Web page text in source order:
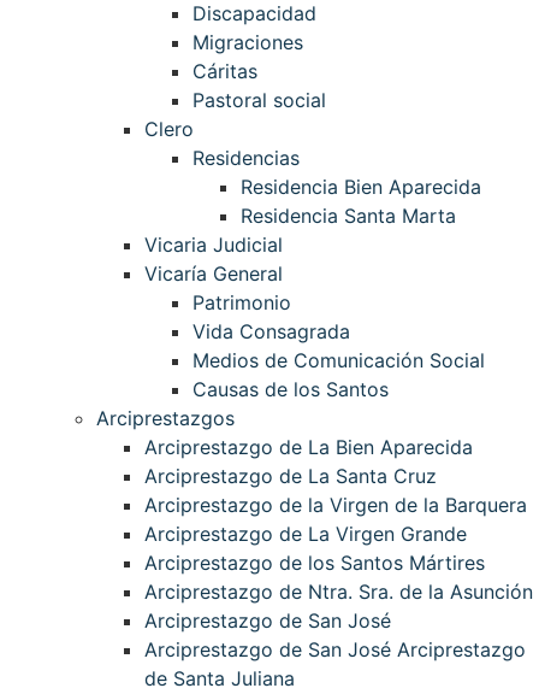
Discapacidad
Migraciones
Cáritas
Pastoral social
Clero
Residencias
Residencia Bien Aparecida
Residencia Santa Marta
Vicaria Judicial
Vicaría General
Patrimonio
Vida Consagrada
Medios de Comunicación Social
Causas de los Santos
Arciprestazgos
Arciprestazgo de La Bien Aparecida
Arciprestazgo de La Santa Cruz
Arciprestazgo de la Virgen de la Barquera
Arciprestazgo de La Virgen Grande
Arciprestazgo de los Santos Mártires
Arciprestazgo de Ntra. Sra. de la Asunción
Arciprestazgo de San José
Arciprestazgo de San José Arciprestazgo
de Santa Juliana